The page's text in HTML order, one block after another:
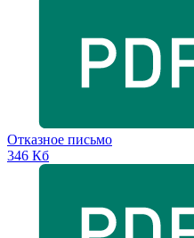
Отказное письмо
346 Кб